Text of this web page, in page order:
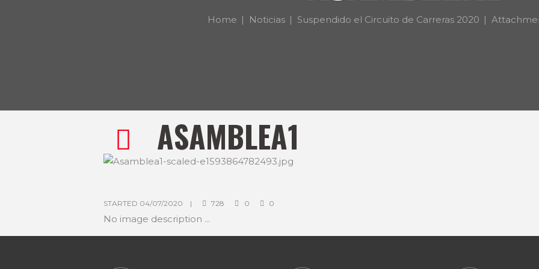
Home Noticias Suspendido el Circuito de Carreras 2020
ASAMBLEA1
STARTED 04/07/2020 728 0 0
No image description ...